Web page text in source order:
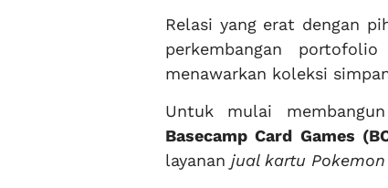
Relasi yang erat dengan
perkembangan
menawarkan koleksi
Untuk mulai
Basecamp Card Games
layanan jual kartu